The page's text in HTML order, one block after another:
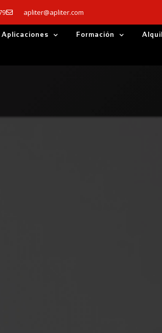
apliter@apliter.com
Aplicaciones Formación